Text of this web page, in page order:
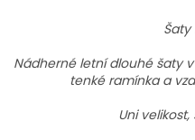
Šaty
Nádherné letní dlouhé šaty
tenké ramínka a
Uni velikost,